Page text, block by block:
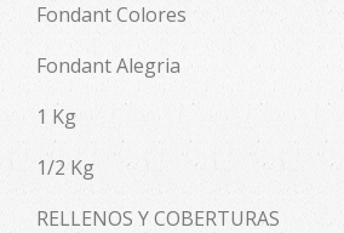
Fondant Colores
Fondant Alegria
1 Kg
1/2 Kg
RELLENOS Y COBERTURAS